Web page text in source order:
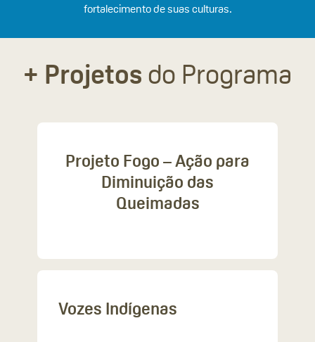
fortalecimento de suas culturas.
+ Projetos do Programa
Projeto Fogo – Ação para
Diminuição das
Queimadas
Vozes Indígenas